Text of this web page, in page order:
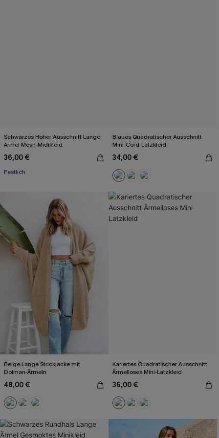
Schwarzes Hoher Ausschnitt Lange
Ärmel Mesh-Midikleid
36,00 €
Festlich
Blaues Quadratischer Ausschnitt
Mini-Cord-Latzkleid
34,00 €
Beige Lange Strickjacke mit
Dolman-Ärmeln
48,00 €
Kariertes Quadratischer Ausschnitt
Ärmelloses Mini-Latzkleid
36,00 €